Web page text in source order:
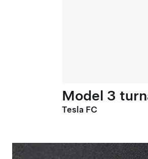
Model 3
Tesla FC